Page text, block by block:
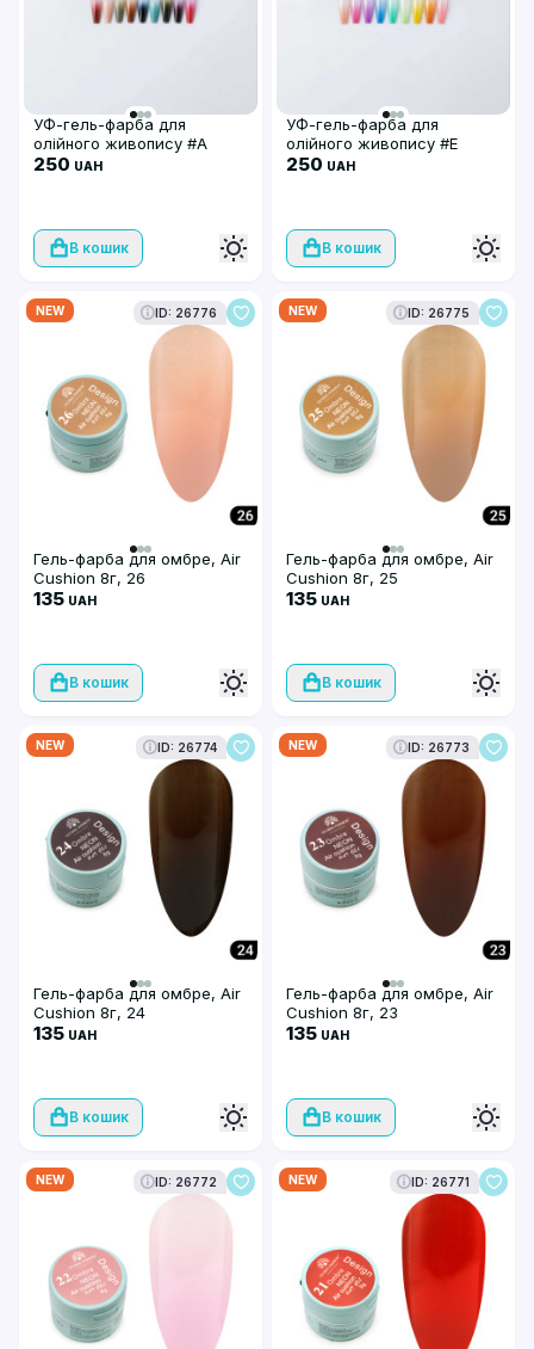
УФ-гель-фарба для
олійного живопису #А
250 UAH
В кошик
УФ-гель-фарба для
олійного живопису #E
250 UAH
В кошик
NEW ID: 26776
Гель-фарба для омбре, Air
Cushion 8г, 26
135 UAH
В кошик
NEW ID: 26775
Гель-фарба для омбре, Air
Cushion 8г, 25
135 UAH
В кошик
NEW ID: 26774
Гель-фарба для омбре, Air
Cushion 8г, 24
135 UAH
В кошик
NEW ID: 26773
Гель-фарба для омбре, Air
Cushion 8г, 23
135 UAH
В кошик
NEW ID: 26772 NEW ID: 26771